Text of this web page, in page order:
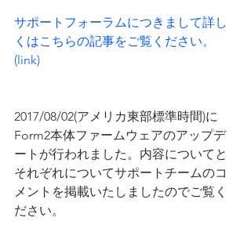
サポートフォーラムにつきまして詳し
くはこちらの記事をご覧ください。
(link)
2017/08/02(アメリカ東部標準時間)に
Form2本体ファームウェアのアップデ
ートが行われました。内容についてと
それぞれについてサポートチームのコ
メントを掲載いたしましたのでご覧く
ださい。